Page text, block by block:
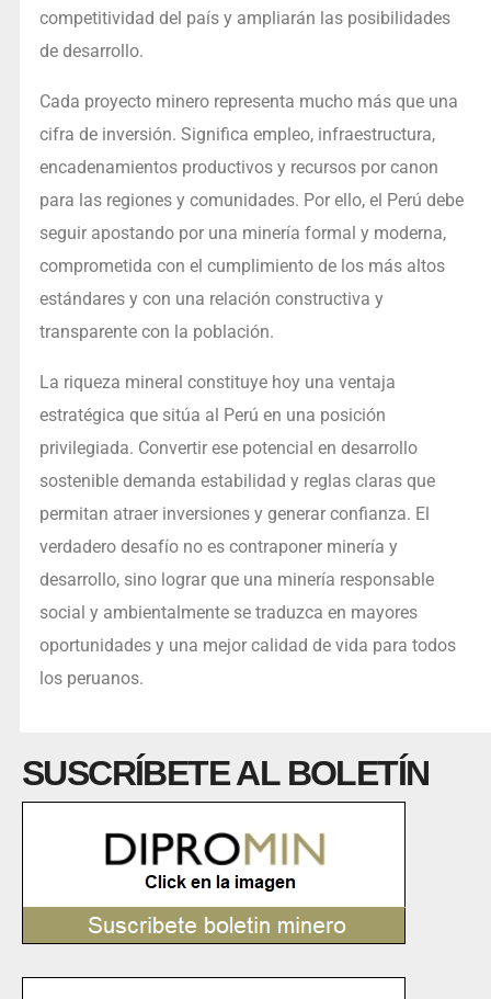
competitividad del país y ampliarán las posibilidades
de desarrollo.
Cada proyecto minero representa mucho más que una
cifra de inversión. Significa empleo, infraestructura,
encadenamientos productivos y recursos por canon
para las regiones y comunidades. Por ello, el Perú debe
seguir apostando por una minería formal y moderna,
comprometida con el cumplimiento de los más altos
estándares y con una relación constructiva y
transparente con la población.
La riqueza mineral constituye hoy una ventaja
estratégica que sitúa al Perú en una posición
privilegiada. Convertir ese potencial en desarrollo
sostenible demanda estabilidad y reglas claras que
permitan atraer inversiones y generar confianza. El
verdadero desafío no es contraponer minería y
desarrollo, sino lograr que una minería responsable
social y ambientalmente se traduzca en mayores
oportunidades y una mejor calidad de vida para todos
los peruanos.
SUSCRÍBETE AL BOLETÍN